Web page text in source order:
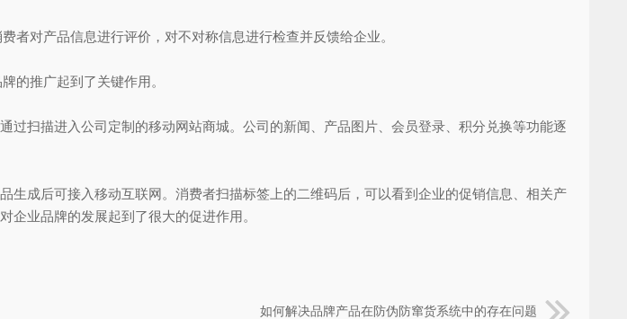
对产品信息进行评价，对不对称信息进行检查并反馈给企业。
的推广起到了关键作用。
扫描进入公司定制的移动网站商城。公司的新闻、产品图片、会员登录、积分兑换等功能逐
成后可接入移动互联网。消费者扫描标签上的二维码后，可以看到企业的促销信息、相关产
企业品牌的发展起到了很大的促进作用。
如何解决品牌产品在防伪防窜货系统中的存在问题